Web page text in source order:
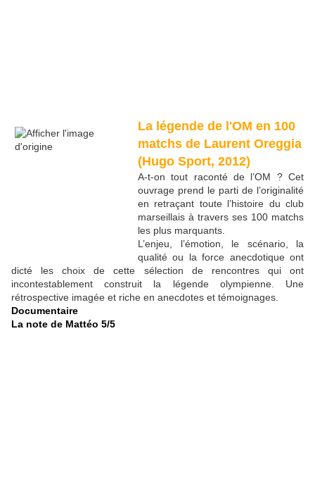
La légende de l'OM en 100
matchs de Laurent Oreggia
(Hugo Sport, 2012)
A-t-on tout raconté de l’OM ? Cet
ouvrage prend le parti de l’originalité
en retraçant toute l’histoire du club
marseillais à travers ses 100 matchs
les plus marquants.
L’enjeu, l’émotion, le scénario, la
qualité ou la force anecdotique ont
dicté les choix de cette sélection de rencontres qui ont
incontestablement construit la légende olympienne. Une
rétrospective imagée et riche en anecdotes et témoignages.
Documentaire
La note de Mattéo 5/5